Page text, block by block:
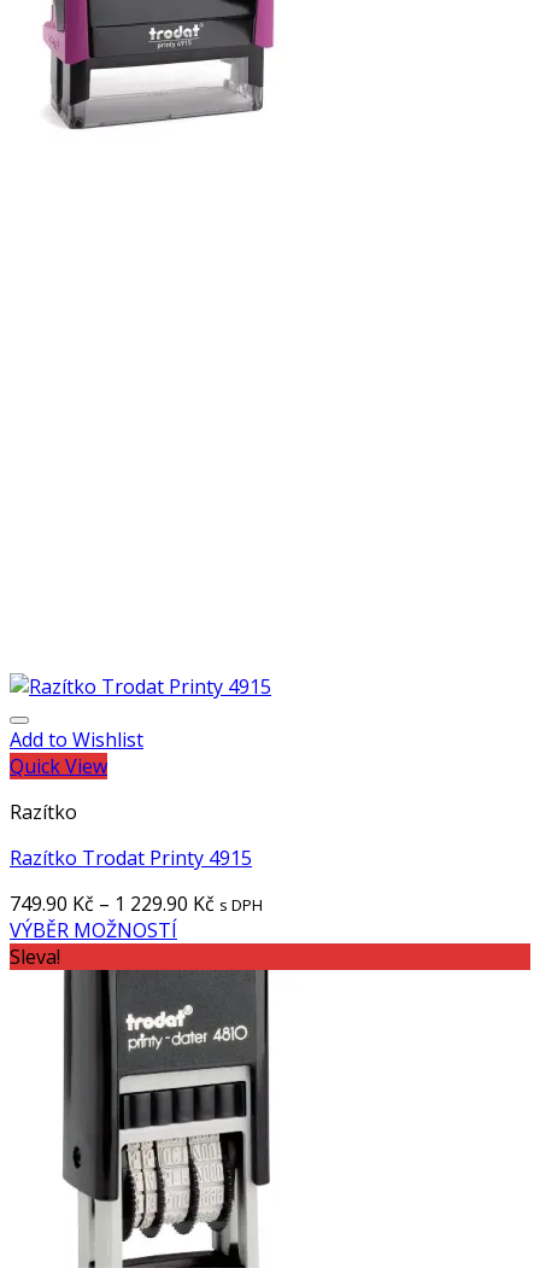
Add to Wishlist
Quick View
Razítko
Razítko Trodat Printy 4915
749.90 Kč – 1 229.90 Kč s DPH
VÝBĚR MOŽNOSTÍ
Sleva!